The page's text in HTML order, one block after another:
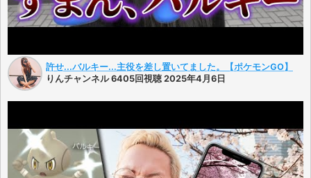
許せ...バルキー...主役を差し置いてました。【ポケモンGO】
りんチャンネル 6405回視聴 2025年4月6日